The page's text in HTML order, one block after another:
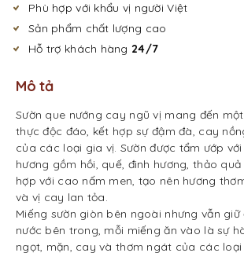
Phù hợp với khẩu vị người Việt
Sản phẩm chất lượng cao
Hỗ trợ khách hàng 24/7
Mô tả
Sườn que nướng cay ngũ vị mang đến
thực độc đáo, kết hợp sự đậm đà, cay
của các loại gia vị. Sườn được tẩm ướp
hương gồm hồi, quế, đinh hương, thảo
hợp với cao nấm men, tạo nên hương
và vị cay lan tỏa.
Miếng sườn giòn bên ngoài nhưng vẫn giữ
nước bên trong, mỗi miếng ăn vào là sự
ngọt, mặn, cay và thơm ngát của các